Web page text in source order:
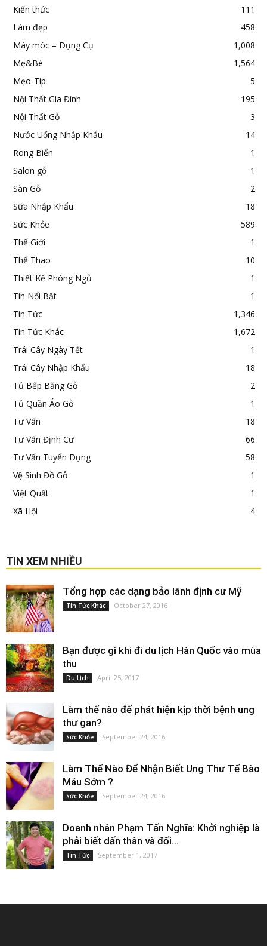
Kiến thức
111
Làm đẹp
458
Máy móc – Dụng Cụ
1,008
Mẹ&Bé
1,564
Mẹo-Típ
5
Nội Thất Gia Đình
195
Nội Thất Gỗ
3
Nước Uống Nhập Khẩu
14
Rong Biển
1
Salon gỗ
1
Sàn Gỗ
2
Sữa Nhập Khẩu
18
Sức Khỏe
589
Thế Giới
1
Thể Thao
10
Thiết Kế Phòng Ngủ
1
Tin Nổi Bật
1
Tin Tức
1,346
Tin Tức Khác
1,672
Trái Cây Ngày Tết
1
Trái Cây Nhập Khẩu
18
Tủ Bếp Bằng Gỗ
2
Tủ Quần Áo Gỗ
1
Tư Vấn
18
Tư Vấn Định Cư
66
Tư Vấn Tuyển Dụng
58
Vệ Sinh Đồ Gỗ
1
Việt Quất
1
Xã Hội
4
TIN XEM NHIỀU
Tổng hợp các dạng bảo lãnh định cư Mỹ
Tin Tức Khác October 27, 2016
Bạn được gì khi đi du lịch Hàn Quốc vào mùa
thu
Du Lịch April 25, 2017
Làm thế nào để phát hiện kịp thời bệnh ung
thư gan?
Sức Khỏe September 24, 2016
Làm Thế Nào Để Nhận Biết Ung Thư Tế Bào
Máu Sớm ?
Sức Khỏe September 24, 2016
Doanh nhân Phạm Tấn Nghĩa: Khởi nghiệp là
phải biết dấn thân và đối...
Tin Tức September 1, 2017